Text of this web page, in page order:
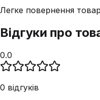
Легке повернення
Відгуки про
0.0
0 відгуків